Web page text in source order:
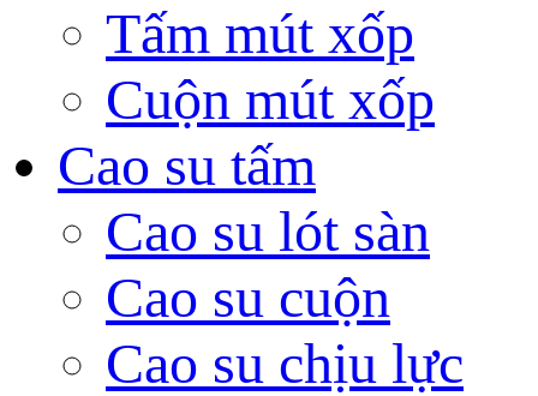
Tấm mút xốp
Cuộn mút xốp
Cao su tấm
Cao su lót sàn
Cao su cuộn
Cao su chịu lực